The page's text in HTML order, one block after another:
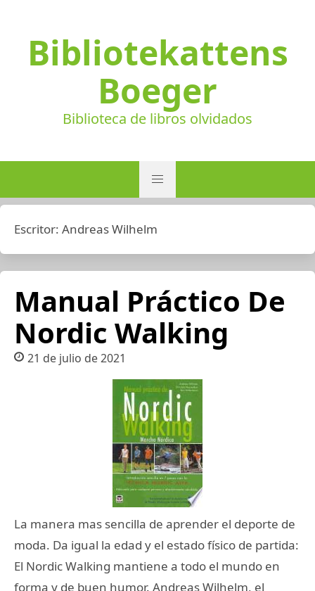
Bibliotekattens
Boeger
Biblioteca de libros olvidados
Escritor: Andreas Wilhelm
Manual Práctico De
Nordic Walking
21 de julio de 2021
La manera mas sencilla de aprender el deporte de
moda. Da igual la edad y el estado físico de partida:
El Nordic Walking mantiene a todo el mundo en
forma y de buen humor. Andreas Wilhelm, el